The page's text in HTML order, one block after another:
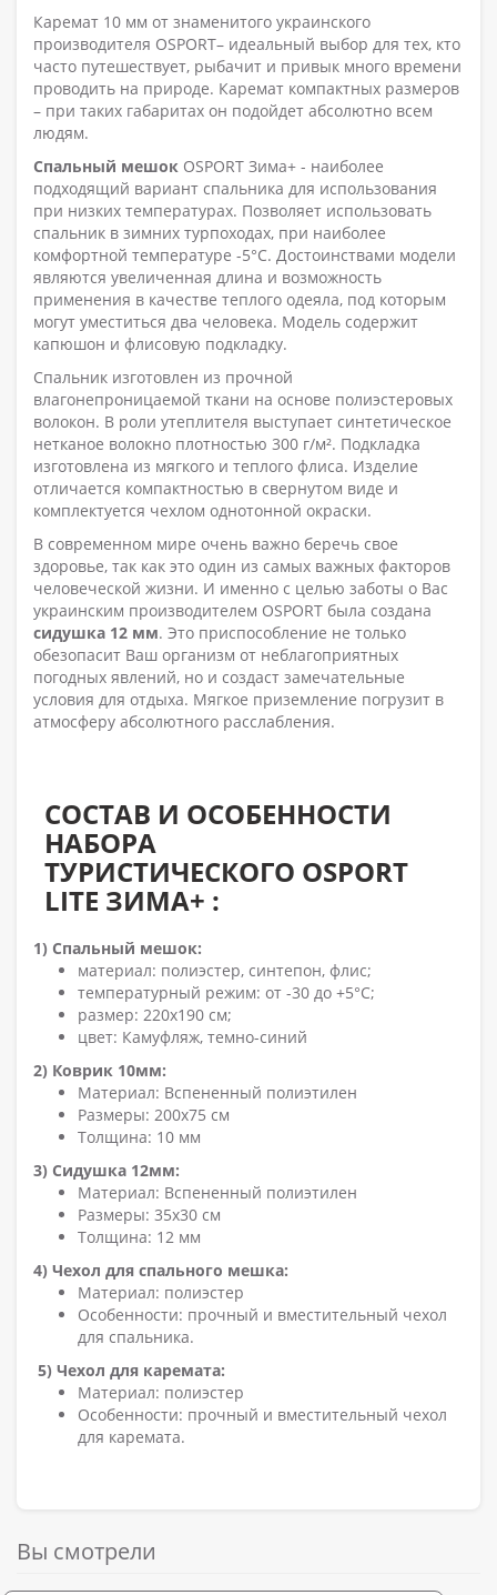
Каремат 10 мм от знаменитого украинского
производителя OSPORT– идеальный выбор для тех, кто
часто путешествует, рыбачит и привык много времени
проводить на природе. Каремат компактных размеров
– при таких габаритах он подойдет абсолютно всем
людям.
Спальный мешок OSPORT Зима+ - наиболее
подходящий вариант спальника для использования
при низких температурах. Позволяет использовать
спальник в зимних турпоходах, при наиболее
комфортной температуре -5°C. Достоинствами модели
являются увеличенная длина и возможность
применения в качестве теплого одеяла, под которым
могут уместиться два человека. Модель содержит
капюшон и флисовую подкладку.
Спальник изготовлен из прочной
влагонепроницаемой ткани на основе полиэстеровых
волокон. В роли утеплителя выступает синтетическое
нетканое волокно плотностью 300 г/м². Подкладка
изготовлена из мягкого и теплого флиса. Изделие
отличается компактностью в свернутом виде и
комплектуется чехлом однотонной окраски.
В современном мире очень важно беречь свое
здоровье, так как это один из самых важных факторов
человеческой жизни. И именно с целью заботы о Вас
украинским производителем OSPORT была создана
сидушка 12 мм. Это приспособление не только
обезопасит Ваш организм от неблагоприятных
погодных явлений, но и создаст замечательные
условия для отдыха. Мягкое приземление погрузит в
атмосферу абсолютного расслабления.
СОСТАВ И ОСОБЕННОСТИ
НАБОРА
ТУРИСТИЧЕСКОГО OSPORT
LITE ЗИМА+ :
1) Спальный мешок:
материал: полиэстер, синтепон, флис;
температурный режим: от -30 до +5°C;
размер: 220х190 см;
цвет: Камуфляж, темно-синий
2) Коврик 10мм:
Материал: Вспененный полиэтилен
Размеры: 200x75 см
Толщина: 10 мм
3) Сидушка 12мм:
Материал: Вспененный полиэтилен
Размеры: 35x30 см
Толщина: 12 мм
4) Чехол для спального мешка:
Материал: полиэстер
Особенности: прочный и вместительный чехол
для спальника.
5) Чехол для каремата:
Материал: полиэстер
Особенности: прочный и вместительный чехол
для каремата.
Вы смотрели